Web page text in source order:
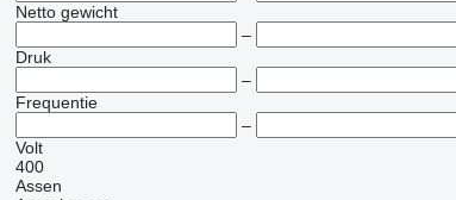
Netto gewicht
–
Druk
–
Frequentie
–
Volt
400
Assen